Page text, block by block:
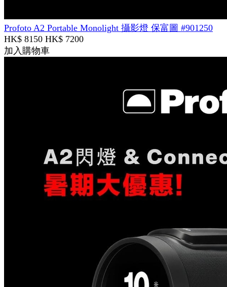
Profoto A2 Portable Monolight 攝影燈 保富圖 #901250
HK$ 8150 HK$ 7200
加入購物車